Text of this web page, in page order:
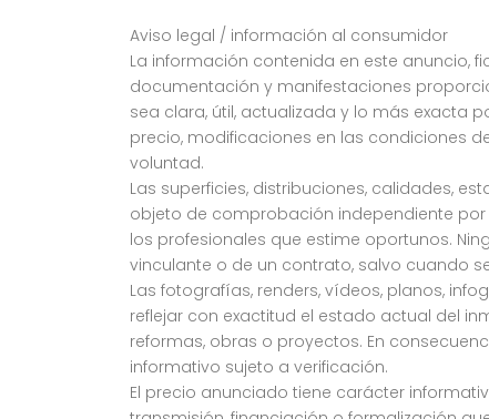
Aviso legal / información al consumidor
La información contenida en este anuncio,
documentación y manifestaciones
sea clara, útil, actualizada y lo más exacta
precio, modificaciones en las condiciones
voluntad.
Las superficies, distribuciones, calidades,
objeto de comprobación independiente
los profesionales que estime oportunos.
vinculante o de un contrato, salvo cuando
Las fotografías, renders, vídeos, planos,
reflejar con exactitud el estado actual del
reformas, obras o proyectos. En
informativo sujeto a verificación.
El precio anunciado tiene carácter